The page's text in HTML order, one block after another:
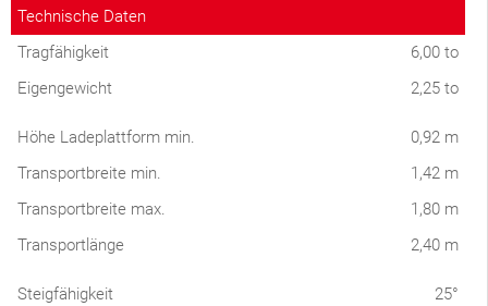
Technische Daten
Tragfähigkeit
6,00 to
Eigengewicht
2,25 to
Höhe Ladeplattform min.
0,92 m
Transportbreite min.
1,42 m
Transportbreite max.
1,80 m
Transportlänge
2,40 m
Steigfähigkeit
25°